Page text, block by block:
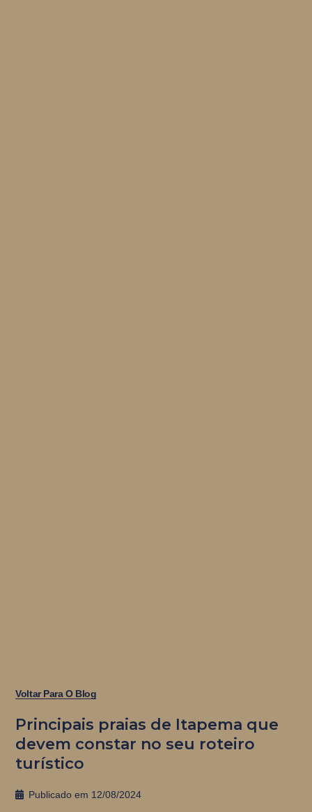
Voltar Para O Blog
Principais praias de Itapema que
devem constar no seu roteiro
turístico
Publicado em 12/08/2024